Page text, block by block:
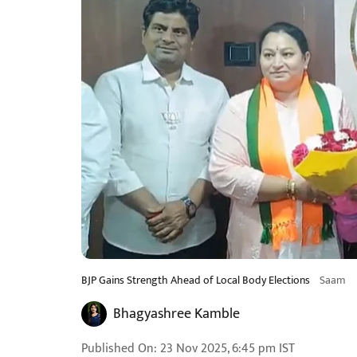
BJP Gains Strength Ahead of Local Body Elections Saam
Bhagyashree Kamble
Published On: 23 Nov 2025, 6:45 pm IST